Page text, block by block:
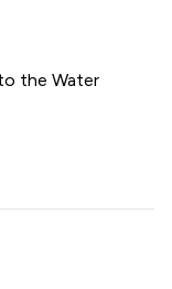
the Water